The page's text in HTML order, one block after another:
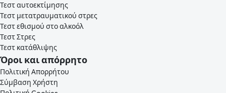
Τεστ αυτοεκτίμησης
Τεστ μετατραυματικού στρες
Τεστ εθισμού στο αλκοόλ
Τεστ Στρες
Τεστ κατάθλιψης
Όροι και απόρρητο
Πολιτική Απορρήτου
Σύμβαση Χρήστη